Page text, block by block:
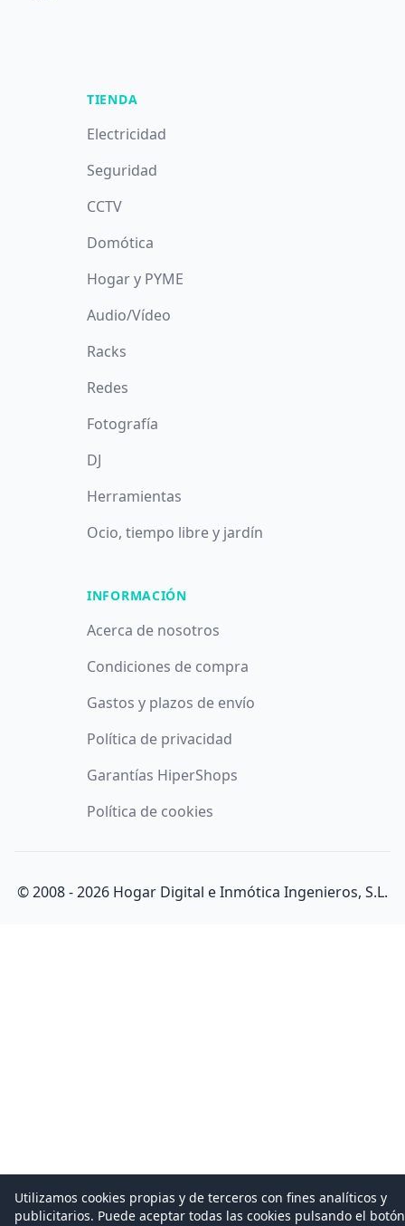
TIENDA
Electricidad
Seguridad
CCTV
Domótica
Hogar y PYME
Audio/Vídeo
Racks
Redes
Fotografía
DJ
Herramientas
Ocio, tiempo libre y jardín
INFORMACIÓN
Acerca de nosotros
Condiciones de compra
Gastos y plazos de envío
Política de privacidad
Garantías HiperShops
Política de cookies
© 2008 -2026 Hogar Digital e Inmótica Ingenieros, S.L.
Utilizamos cookies propias y de terceros con fines analíticos y
publicitarios. Puede aceptar todas las cookies pulsando el botón